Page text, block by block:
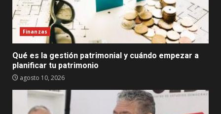
Finanzas
Qué es la gestión patrimonial y cuándo empezar a
planificar tu patrimonio
agosto 10, 2026